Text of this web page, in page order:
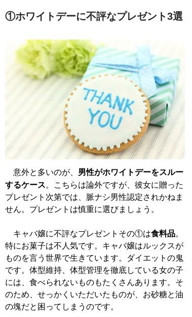
①ホワイトデーに不評なプレゼント3選
意外と多いのが、 男性がホワイトデーをスルー
するケース。こちらは論外ですが、彼女に贈った
プレゼント次第では、脈ナシ男性認定されかねま
せん。プレゼントは慎重に選びましょう。
キャバ嬢に不評なプレゼントその①は食料品。
特にお菓子は不人気です。キャバ嬢はルックスが
ものを言う世界で生きています。ダイエットの鬼
です。体型維持、体型管理を徹底している女の子
には、食べられないものもたくさんあります。そ
のため、せっかくいただいたものが、お砂糖と油
の塊だと困ってしまうのです。